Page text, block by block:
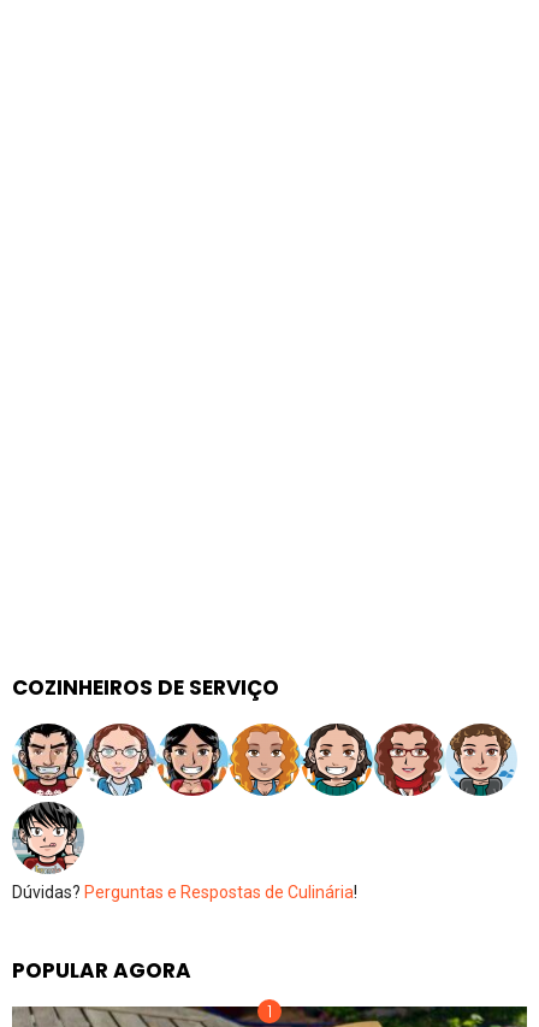
COZINHEIROS DE SERVIÇO
Dúvidas? Perguntas e Respostas de Culinária!
POPULAR AGORA